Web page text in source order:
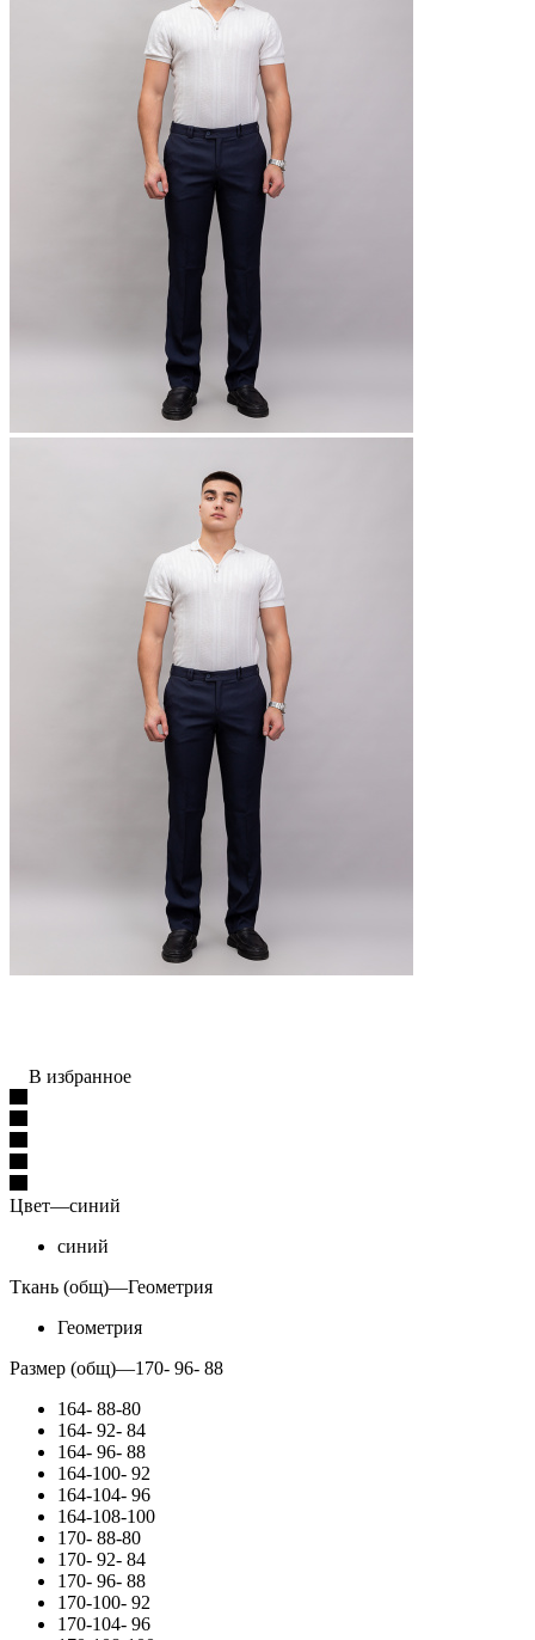
В избранное
Цвет—синий
синий
Ткань (общ)—Геометрия
Геометрия
Размер (общ)—170- 96- 88
164- 88-80
164- 92- 84
164- 96- 88
164-100- 92
164-104- 96
164-108-100
170- 88-80
170- 92- 84
170- 96- 88
170-100- 92
170-104- 96